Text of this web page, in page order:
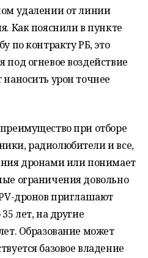
удалении от линии
Как пояснили в пункте
по контракту РБ, это
огневое воздействие
урон точнее
при отборе
радиолюбители и все,
дронами или понимает
ограничения довольно
дронов приглашают
лет, на другие
Образование может
базовое владение